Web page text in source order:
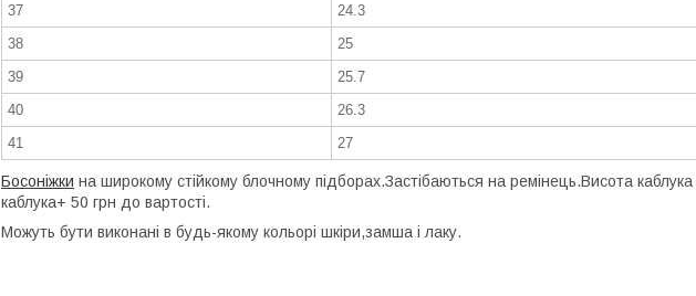
37
24.3
38
25
39
25.7
40
26.3
41
27
Босоніжки на широкому стійкому блочному підборах.Застібаються на ремінець.Висота
каблука+ 50 грн до вартості.
Можуть бути виконані в будь-якому кольорі шкіри,замша і лаку.